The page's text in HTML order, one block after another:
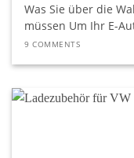
Was Sie über die
müssen Um Ihr E-
9 COMMENTS